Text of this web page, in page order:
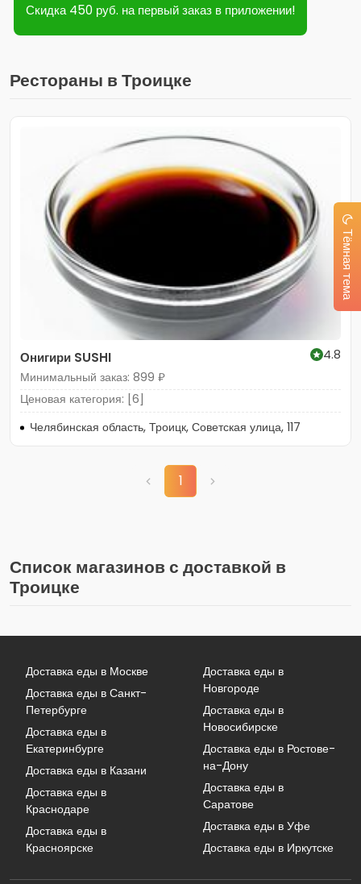
Скидка 450 руб. на первый заказ в приложении!
Рестораны в Троицке
Онигири SUSHI
4.8
Минимальный заказ: 899 ₽
Ценовая категория: [6]
Челябинская область, Троицк, Советская улица, 117
1
Список магазинов с доставкой в
Троицке
Доставка еды в Москве
Доставка еды в Санкт-
Петербурге
Доставка еды в
Екатеринбурге
Доставка еды в Казани
Доставка еды в
Краснодаре
Доставка еды в
Красноярске
Доставка еды в
Новгороде
Доставка еды в
Новосибирске
Доставка еды в Ростове-
на-Дону
Доставка еды в
Саратове
Доставка еды в Уфе
Доставка еды в Иркутске
Тёмная тема